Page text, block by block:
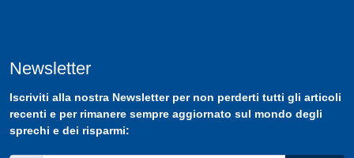
Newsletter
Iscriviti alla nostra Newsletterper non perderti tutti gli articoli
recenti e per rimanere sempre aggiornato sul mondo degli
sprechi e dei risparmi: